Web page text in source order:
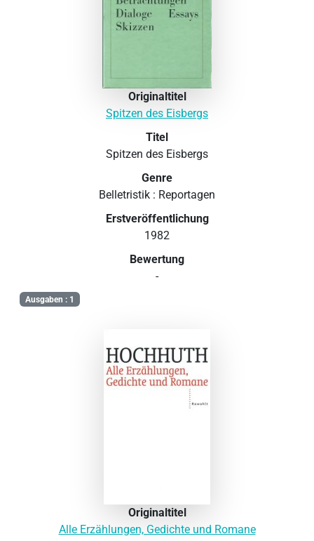
Originaltitel
Spitzen des Eisbergs
Titel
Spitzen des Eisbergs
Genre
Belletristik : Reportagen
Erstveröffentlichung
1982
Bewertung
-
Ausgaben : 1
Originaltitel
Alle Erzählungen, Gedichte und Romane